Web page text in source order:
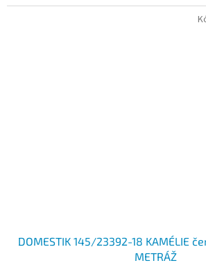
DOMESTIK 145/23392-18 KAMÉLIE
METRÁŽ